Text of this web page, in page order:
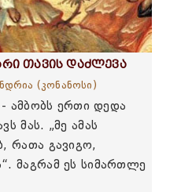
თავის დაძლევა
(კონანოსი)
- ამბობს ერთი დედა
მას. „მე ამას
რათა გავიგო,
მაგრამ ეს სიმართლე